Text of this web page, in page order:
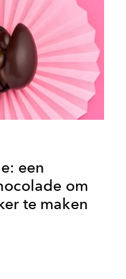
een
om
te maken